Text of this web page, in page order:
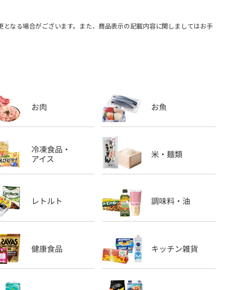
なる場合がございます。また、商品表示の記載内容に関しましてはお手